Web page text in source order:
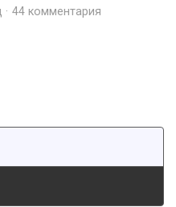
44 комментария